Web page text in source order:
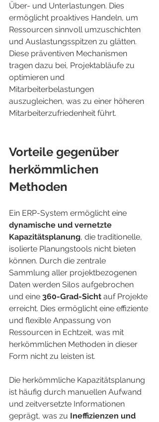
Über- und Unterlastungen. Dies
ermöglicht proaktives Handeln, um
Ressourcen sinnvoll umzuschichten
und Auslastungsspitzen zu glätten.
Diese präventiven Mechanismen
tragen dazu bei, Projektabläufe zu
optimieren und
Mitarbeiterbelastungen
auszugleichen, was zu einer höheren
Mitarbeiterzufriedenheit führt.
Vorteile gegenüber
herkömmlichen
Methoden
Ein ERP-System ermöglicht eine
dynamische und vernetzte
Kapazitätsplanung, die traditionelle,
isolierte Planungstools nicht bieten
können. Durch die zentrale
Sammlung aller projektbezogenen
Daten werden Silos aufgebrochen
und eine 360-Grad-Sicht auf Projekte
erreicht. Dies ermöglicht eine effiziente
und flexible Anpassung von
Ressourcen in Echtzeit, was mit
herkömmlichen Methoden in dieser
Form nicht zu leisten ist.
Die herkömmliche Kapazitätsplanung
ist häufig durch manuellen Aufwand
und zeitversetzte Informationen
geprägt, was zu Ineffizienzen und